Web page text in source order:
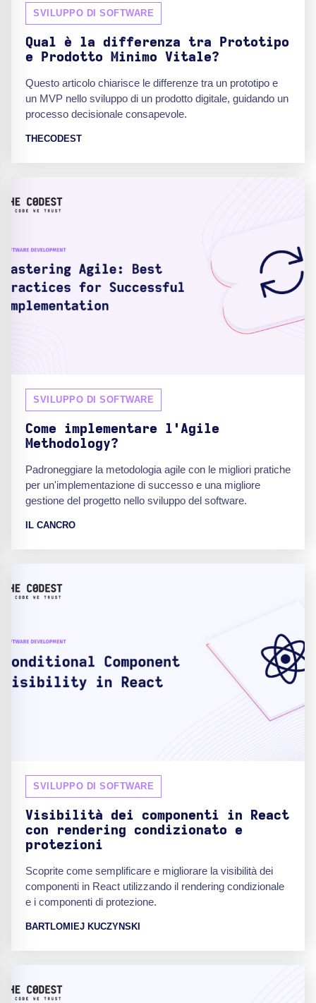
SVILUPPO DI SOFTWARE
Qual è la differenza tra Prototipo
e Prodotto Minimo Vitale?
Questo articolo chiarisce le differenze tra un prototipo e
un MVP nello sviluppo di un prodotto digitale, guidando un
processo decisionale consapevole.
THECODEST
SVILUPPO DI SOFTWARE
Come implementare l'Agile
Methodology?
Padroneggiare la metodologia agile con le migliori pratiche
per un'implementazione di successo e una migliore
gestione del progetto nello sviluppo del software.
IL CANCRO
SVILUPPO DI SOFTWARE
Visibilità dei componenti in React
con rendering condizionato e
protezioni
Scoprite come semplificare e migliorare la visibilità dei
componenti in React utilizzando il rendering condizionale
e i componenti di protezione.
BARTLOMIEJ KUCZYNSKI